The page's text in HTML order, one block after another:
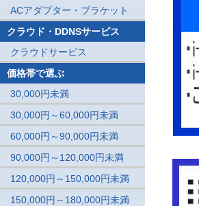
ACアダプター・ブラケット
クラウド・DDNSサービス
クラウドサービス
価格帯で選ぶ
30,000円未満
30,000円～60,000円未満
60,000円～90,000円未満
90,000円～120,000円未満
120,000円～150,000円未満
150,000円～180,000円未満